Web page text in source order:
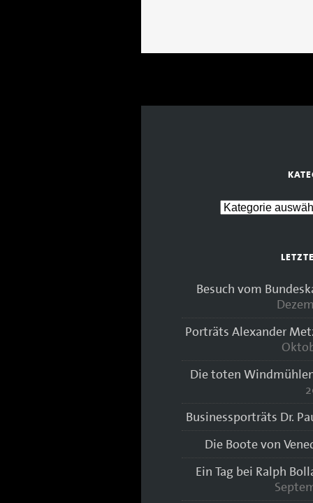
Besuch vom
Porträts Alexander
Die toten
Businessporträts Dr.
Die Boote von
Ein Tag bei Ralph